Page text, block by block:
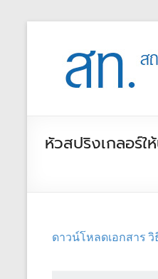
หัวสปริงเกลอร์ใ
ดาวน์โหลดเอกสาร